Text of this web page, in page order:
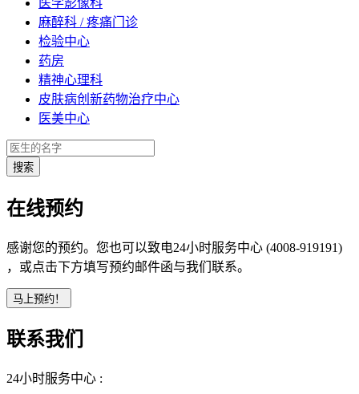
麻醉科 / 疼痛门诊
检验中心
药房
精神心理科
皮肤病创新药物治疗中心
医美中心
在线预约
感谢您的预约。您也可以致电24小时服务中心 (4008-919191)
，或点击下方填写预约邮件函与我们联系。
联系我们
24小时服务中心 :